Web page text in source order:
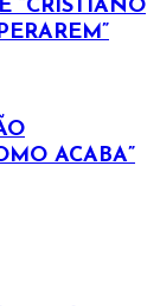
“CRISTIANO
ACABA”